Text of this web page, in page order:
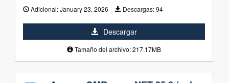
Adicional:January 23, 2026 Descargas:94
Descargar
Tamaño del archivo: 217.17MB